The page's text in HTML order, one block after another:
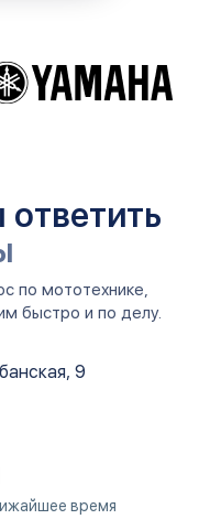
по мототехнике,
быстро и по делу.
9
время